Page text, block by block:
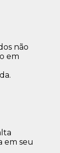
não
em
em seu